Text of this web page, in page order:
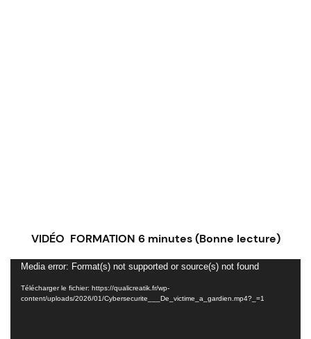
VIDÉO FORMATION 6 minutes (Bonne lecture)
Lecteur
vidéo
Media error: Format(s) not supported or source(s) not found
Télécharger le fichier: https://qualicreatik.fr/wp-
content/uploads/2026/01/Cybersecurite___De_victime_a_gardien.mp4?_=1